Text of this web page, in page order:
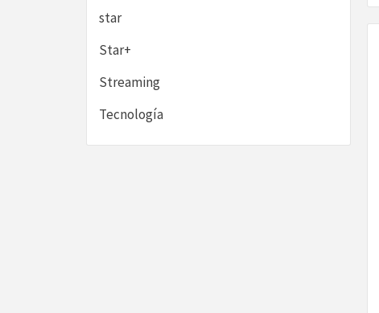
star
Star+
Streaming
Tecnología